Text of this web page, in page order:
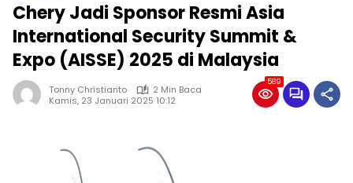
Chery Jadi Sponsor Resmi Asia
International Security Summit &
Expo (AISSE) 2025 di Malaysia
Tonny Christianto
2 Min Baca
Kamis, 23 Januari 2025 10:12
589